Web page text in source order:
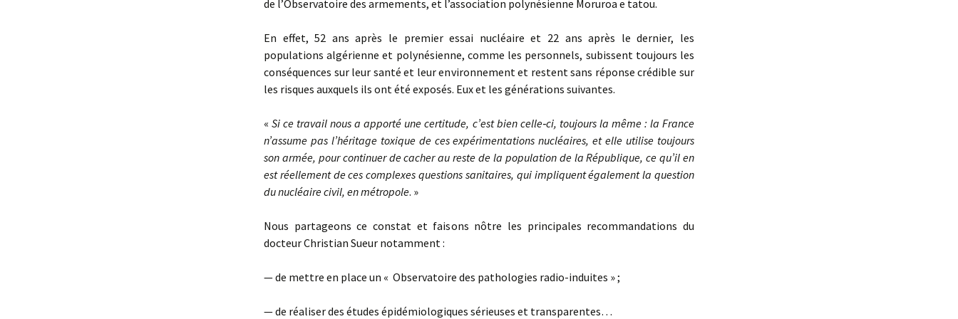
de l’Observatoire des armements, et l’association polynésienne Moruroa e tatou.
En effet, 52 ans après le premier essai nucléaire et 22 ans après le dernier, les
populations algérienne et polynésienne, comme les personnels, subissent toujours les
conséquences sur leur santé et leur environnement et restent sans réponse crédible sur
les risques auxquels ils ont été exposés. Eux et les générations suivantes.
«Si ce travail nous a apporté une certitude, c’est bien celle‐ci, toujours la même : la France
n’assume pas l’héritage toxique de ces expérimentations nucléaires, et elle utilise toujours
son armée, pour continuer de cacher au reste de la population de la République, ce qu’il en
est réellement de ces complexes questions sanitaires, qui impliquent également la question
du nucléaire civil, en métropole. »
Nous partageons ce constat et faisons nôtre les principales recommandations du
docteur Christian Sueur notamment :
— de mettre en place un « Observatoire des pathologies radio-induites » ;
— de réaliser des études épidémiologiques sérieuses et transparentes…